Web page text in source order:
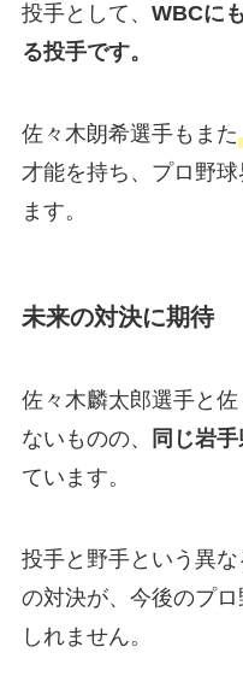
投手として、 WBCに
る投手です。
佐々木朗希選手もまた
才能を持ち、プロ野
ます。
未来の対決に期待
佐々木麟太郎選手と
ないものの、
同じ岩
ています。
投手と野手という異
の対決が、今後のプ
しれません。